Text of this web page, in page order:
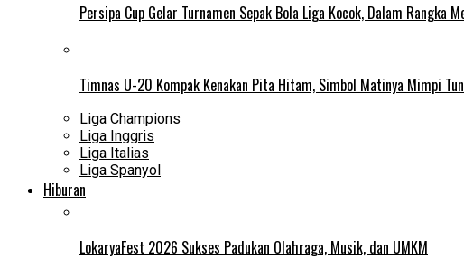
Persipa Cup Gelar Turnamen Sepak Bola Liga Kocok, Dalam Rangka
Timnas U-20 Kompak Kenakan Pita Hitam, Simbol Matinya Mimpi
Liga Champions
Liga Inggris
Liga Italias
Liga Spanyol
Hiburan
LokaryaFest 2026 Sukses Padukan Olahraga, Musik, dan UMKM